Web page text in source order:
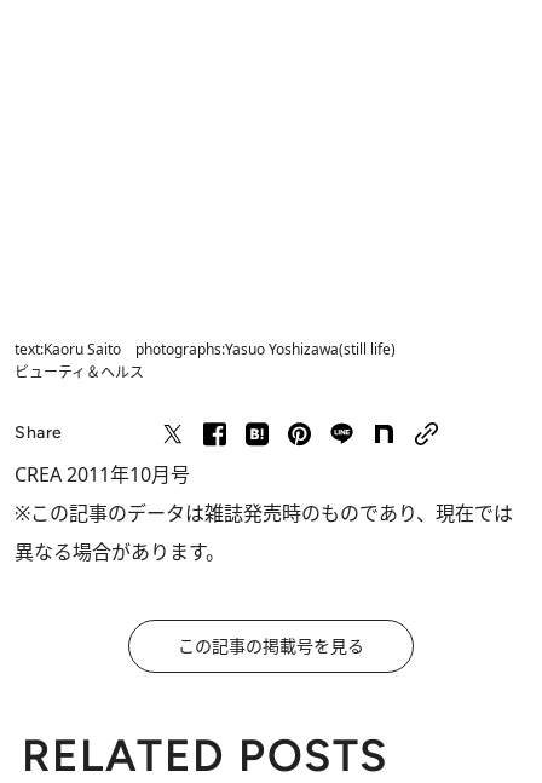
text:Kaoru Saito photographs:Yasuo Yoshizawa(still life)
ビューティ＆ヘルス
Share
CREA 2011年10月号
※この記事のデータは雑誌発売時のものであり、現在では
異なる場合があります。
この記事の掲載号を見る
RELATED POSTS